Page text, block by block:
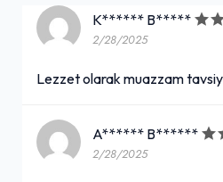
K****** B*****
2/28/2025
Lezzet olarak muazzam
A****** B******
2/28/2025